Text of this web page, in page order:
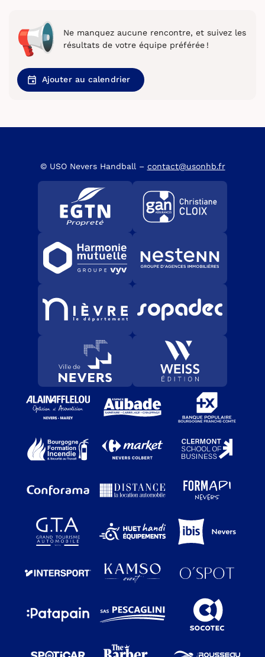
Ne manquez aucune rencontre, et suivez les
résultats de votre équipe préférée !
Ajouter au calendrier
© USO Nevers Handball – contact@usonhb.fr